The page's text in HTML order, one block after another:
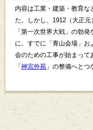
内容は工業・建築・教育
た。しかし、1912（大正元
「第一次世界大戦」の勃
に。すでに「青山会場」
会のための工事が始まって
「 神宮外苑 」の整備へとつ